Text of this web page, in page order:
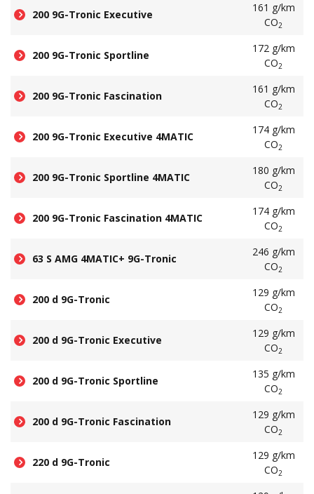
200 9G-Tronic Executive
161 g/km
CO2
200 9G-Tronic Sportline
172 g/km
CO2
200 9G-Tronic Fascination
161 g/km
CO2
200 9G-Tronic Executive 4MATIC
174 g/km
CO2
200 9G-Tronic Sportline 4MATIC
180 g/km
CO2
200 9G-Tronic Fascination 4MATIC
174 g/km
CO2
63 S AMG 4MATIC+ 9G-Tronic
246 g/km
CO2
200 d 9G-Tronic
129 g/km
CO2
200 d 9G-Tronic Executive
129 g/km
CO2
200 d 9G-Tronic Sportline
135 g/km
CO2
200 d 9G-Tronic Fascination
129 g/km
CO2
220 d 9G-Tronic
129 g/km
CO2